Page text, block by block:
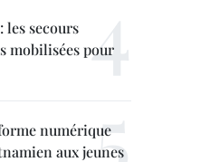
les secours
mobilisées pour
numérique
aux jeunes